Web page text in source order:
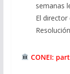
semanas
El
CONEI: